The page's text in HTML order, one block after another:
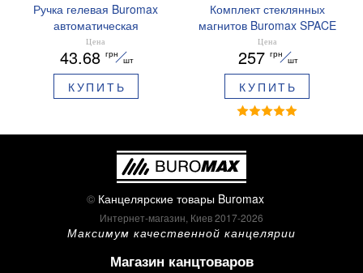
Ручка гелевая Buromax
автоматическая
ARABESKI 0.5 мм
ароматизированный грипп
синие чернила в блистере
BM.8379-02
Цена
43.68 грн
шт
КУПИТЬ
Комплект стеклянных
магнитов Buromax SPACE
12 шт 30 мм BM.0048
Цена
257 грн
шт
КУПИТЬ
© Канцелярские товары Buromax
Интернет-магазин, Киев 2017-2026
Максимум качественной канцелярии
Магазин канцтоваров